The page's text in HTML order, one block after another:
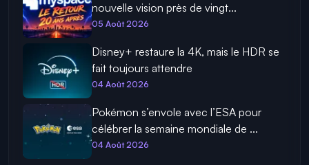
nouvelle vision près de vingt...
05 Août 2026
Disney+ restaure la 4K, mais le HDR se
fait toujours attendre
04 Août 2026
Pokémon s’envole avec l’ESA pour
célébrer la semaine mondiale de ...
04 Août 2026